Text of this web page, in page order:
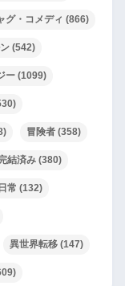
グ・コメディ (866)
(542)
ー (1099)
冒険者 (358)
結済み (380)
日常 (132)
異世界転移 (147)